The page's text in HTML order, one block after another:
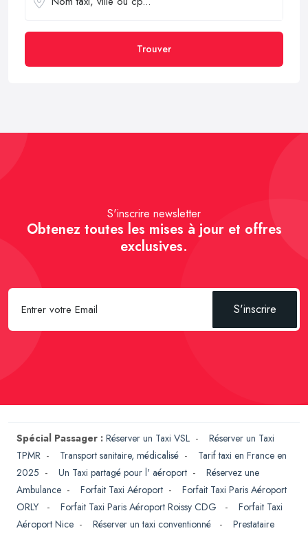
Trouver
S'inscrire newsletter
Obtenez toutes les mises à jour et offres
exclusives.
S'inscrire
Spécial Passager : Réserver un Taxi VSL - Réserver un Taxi
TPMR - Transport sanitaire, médicalisé - Tarif taxi en France en
2025 - Un Taxi partagé pour l' aéroport - Réservez une
Ambulance - Forfait Taxi Aéroport - Forfait Taxi Paris Aéroport
ORLY
- Forfait Taxi Paris Aéroport Roissy CDG - Forfait Taxi
Aéroport Nice - Réserver un taxi conventionné - Prestataire